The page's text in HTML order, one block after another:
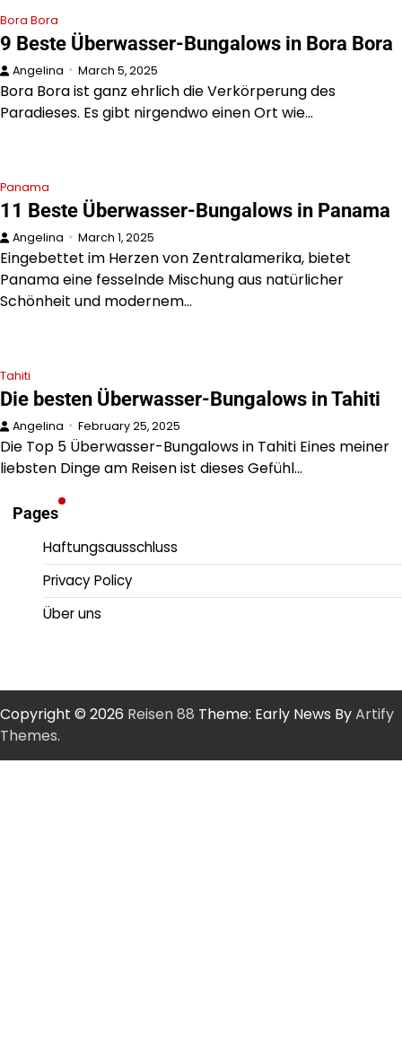
Bora Bora
9 Beste Überwasser-Bungalows in Bora Bora
Angelina March 5, 2025
Bora Bora ist ganz ehrlich die Verkörperung des
Paradieses. Es gibt nirgendwo einen Ort wie…
Panama
11 Beste Überwasser-Bungalows in Panama
Angelina March 1, 2025
Eingebettet im Herzen von Zentralamerika, bietet
Panama eine fesselnde Mischung aus natürlicher
Schönheit und modernem…
Tahiti
Die besten Überwasser-Bungalows in Tahiti
Angelina February 25, 2025
Die Top 5 Überwasser-Bungalows in Tahiti Eines meiner
liebsten Dinge am Reisen ist dieses Gefühl…
Pages
Haftungsausschluss
Privacy Policy
Über uns
Copyright © 2026 Reisen 88 Theme: Early News ByArtify
Themes.